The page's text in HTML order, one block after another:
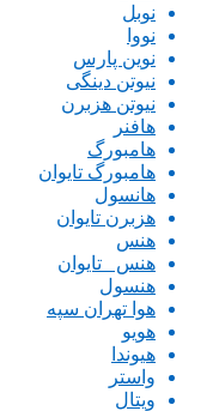
نوبل
نووا
نوین پارس
نیوتن دینگی
نیوتن هزبرن
هافنر
هامبورگ
هامبورگ تایوان
هانسول
هزبرن تایوان
هنس
هنس _تایوان
هنسول
هوا تهران سپه
هویو
هیوندا
واستر
ویتال